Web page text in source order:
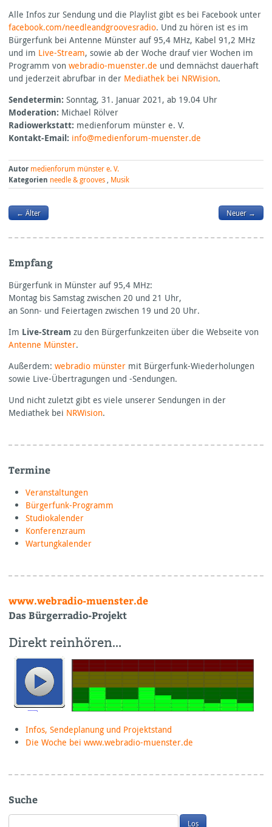
Alle Infos zur Sendung und die Playlist gibt es bei Facebook unter
facebook.com/needleandgroovesradio. Und zu hören ist es im
Bürgerfunk bei Antenne Münster auf 95,4 MHz, Kabel 91,2 MHz
und im Live-Stream, sowie ab der Woche drauf vier Wochen im
Programm von webradio-muenster.de und demnächst dauerhaft
und jederzeit abrufbar in der Mediathek bei NRWision.
Sendetermin: Sonntag, 31. Januar 2021, ab 19.04 Uhr
Moderation: Michael Rölver
Radiowerkstatt: medienforum münster e. V.
Kontakt-Email: info@medienforum-muenster.de
Autor medienforum münster e. V.
Kategorien needle & grooves , Musik
← Älter Neuer →
Empfang
Bürgerfunk in Münster auf 95,4 MHz:
Montag bis Samstag zwischen 20 und 21 Uhr,
an Sonn- und Feiertagen zwischen 19 und 20 Uhr.
Im Live-Stream zu den Bürgerfunkzeiten über die Webseite von
Antenne Münster.
Außerdem: webradio münster mit Bürgerfunk-Wiederholungen
sowie Live-Übertragungen und -Sendungen.
Und nicht zuletzt gibt es viele unserer Sendungen in der
Mediathek bei NRWision.
Termine
Veranstaltungen
Bürgerfunk-Programm
Studiokalender
Konferenzraum
Wartungkalender
www.webradio-muenster.de
Das Bürgerradio-Projekt
Direkt reinhören…
Infos, Sendeplanung und Projektstand
Die Woche bei www.webradio-muenster.de
Suche